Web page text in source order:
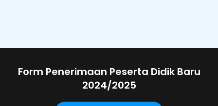
Form Penerimaan Peserta Didik Baru
2024/2025